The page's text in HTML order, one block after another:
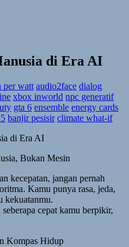
di Era AI
per watt audio2face dialog
xbox inworld npc generatif
gta 6 ensemble energy cards
banjir pesisir climate what-if
Bukan Mesin
kecepatan, jangan pernah
Kamu punya rasa, jeda,
kekuatanmu.
cepat kamu berpikir,
Kompas Hidup